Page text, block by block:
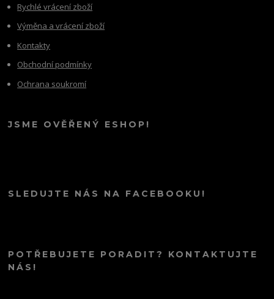
Rychlé vrácení zboží
Výměna a vrácení zboží
Kontakty
Obchodní podmínky
Ochrana soukromí
JSME OVĚŘENÝ ESHOP!
SLEDUJTE NÁS NA FACEBOOKU!
POTŘEBUJETE PORADIT? KONTAKTUJTE
NÁS!